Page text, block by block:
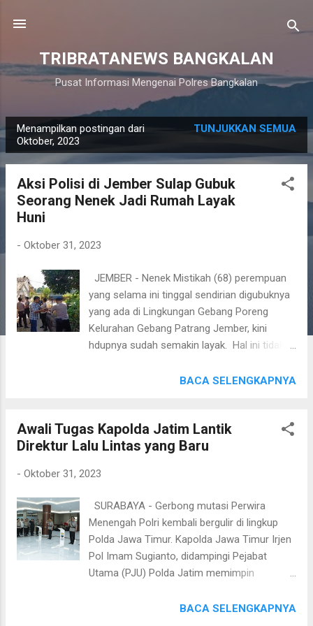
TRIBRATANEWS BANGKALAN
Pusat Informasi Mengenai Polres Bangkalan
o
Menampilkan postingan dari
Oktober, 2023
TUNJUKKAN SEMUA
Aksi Polisi di Jember Sulap Gubuk
Seorang Nenek Jadi Rumah Layak
Huni
- Oktober 31, 2023
JEMBER - Nenek Mistikah (68) perempuan
yang selama ini tinggal sendirian digubuknya
yang ada di Lingkungan Gebang Poreng
Kelurahan Gebang Patrang Jember, kini
hdupnya sudah semakin layak. Hal ini tidak
Polsek Patrang Polres Jember, yang telah
ditandai dengan peresmian yang dipimpin
langsung Kapolres Jember AKBP. Moh.
(30/10/2023). Kapolres Jember AKBP. Moh.
sejumlah PJU Polres Jember menyampaikan,
bahwa upaya renovasi yang dilakukan
jajarannya terhadap gubuk yang terbuat dari
anyaman bambu dan menjadi tempat tinggal
nenek Mistikah, merupakan wujud kepedulian
di willayahnya. "Perbaikan rumah ibu
BACA SELENGKAPNYA
Awali Tugas Kapolda Jatim Lantik
Direktur Lalu Lintas yang Baru
- Oktober 31, 2023
SURABAYA - Gerbong mutasi Perwira
Menengah Polri kembali bergulir di lingkup
Polda Jawa Timur. Kapolda Jawa Timur Irjen
Pol Imam Sugianto, didampingi Pejabat
Utama (PJU) Polda Jatim memimpin
(sertijab) Direktur Lalu Lintas (Dirlantas) di
BACA SELENGKAPNYA